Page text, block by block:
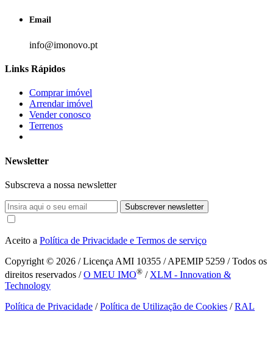
Email
info@imonovo.pt
Links Rápidos
Comprar imóvel
Arrendar imóvel
Vender conosco
Terrenos
Newsletter
Subscreva a nossa newsletter
Subscrever newsletter
Aceito a Política de Privacidade e Termos de serviço
Copyright © 2026 / Licença AMI 10355 / APEMIP 5259 / Todos os
direitos reservados /O MEU IMO® / XLM - Innovation &
Technology
Política de Privacidade /Política de Utilização de Cookies /RAL